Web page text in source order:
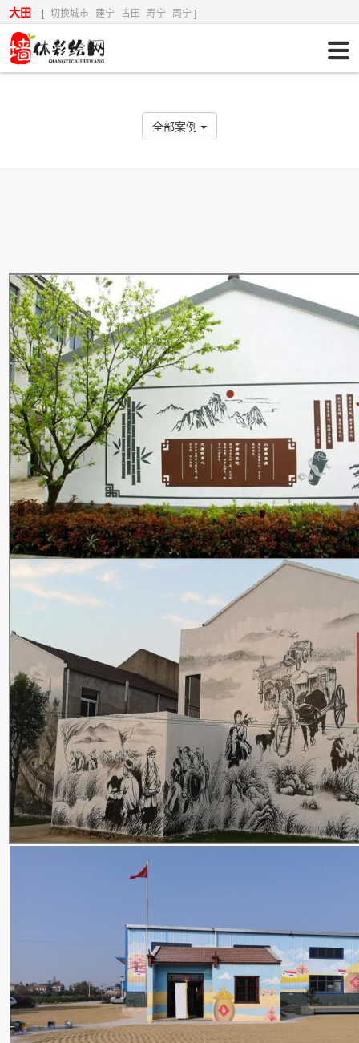
大田 [ 切换城市 建宁 古田 寿宁 周宁 ]
全部案例